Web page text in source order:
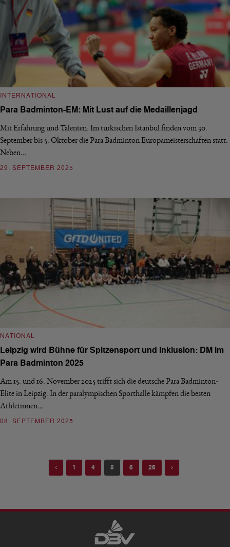
INTERNATIONAL
Para Badminton-EM: Mit Lust auf die Medaillenjagd
Mit Erfahrung und Talenten: Im türkischen Istanbul finden vom 30.
September bis 5. Oktober die Para Badminton Europameisterschaften statt.
Neben…
29. SEPTEMBER 2025
NATIONAL
Leipzig wird Bühne für Spitzensport und Inklusion: DM im
Para Badminton 2025
Am 15. und 16. November 2025 trifft sich die deutsche Para Badminton-
Elite in Leipzig. In der paralympischen Sporthalle kämpfen die besten
Athletinnen…
08. SEPTEMBER 2025
Previous
1 4 5 6 26 Next